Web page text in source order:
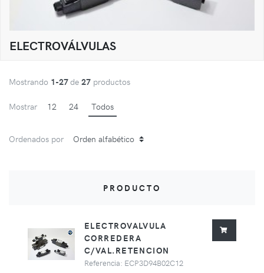
ELECTROVÁLVULAS
Mostrando 1-27de 27 productos
Mostrar 12 24 Todos
Ordenados por
PRODUCTO
ELECTROVALVULA
CORREDERA
C/VAL.RETENCION
Referencia: ECP3D94B02C12